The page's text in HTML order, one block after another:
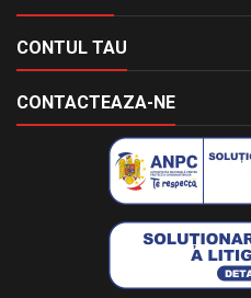
CONTUL TAU
CONTACTEAZA-NE